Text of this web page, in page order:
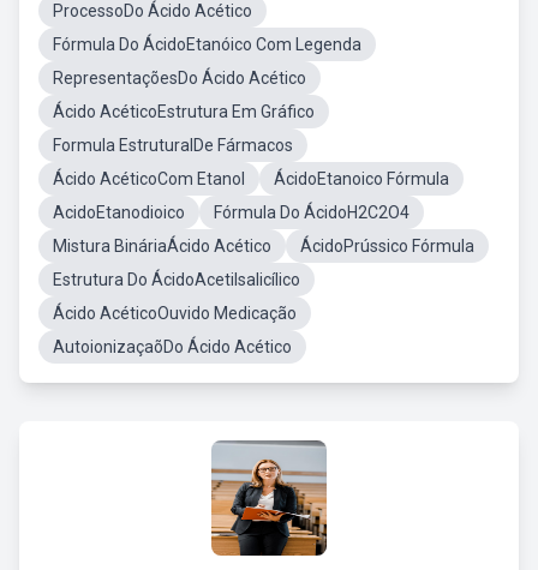
ProcessoDo Ácido Acético
Fórmula Do ÁcidoEtanóico Com Legenda
RepresentaçõesDo Ácido Acético
Ácido AcéticoEstrutura Em Gráfico
Formula EstruturalDe Fármacos
Ácido AcéticoCom Etanol
ÁcidoEtanoico Fórmula
AcidoEtanodioico
Fórmula Do ÁcidoH2C2O4
Mistura BináriaÁcido Acético
ÁcidoPrússico Fórmula
Estrutura Do ÁcidoAcetilsalicílico
Ácido AcéticoOuvido Medicação
AutoionizaçaõDo Ácido Acético